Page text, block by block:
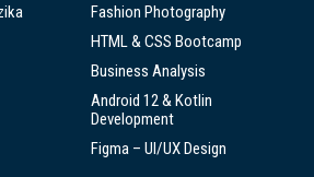
Fashion Photography
HTML & CSS Bootcamp
Business Analysis
Android 12 & Kotlin
Development
Figma – UI/UX Design